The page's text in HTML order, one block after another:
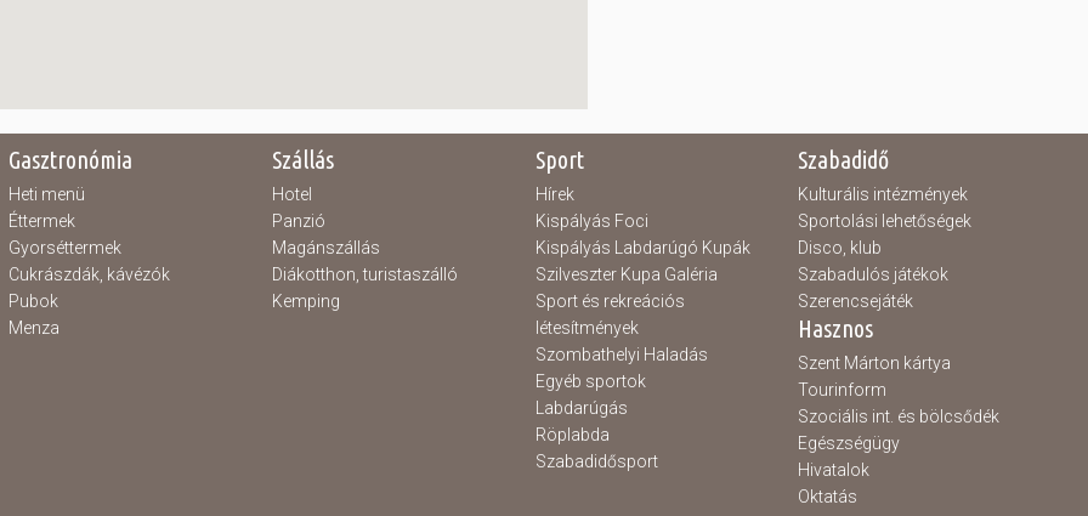
Gasztronómia
Heti menü
Éttermek
Gyorséttermek
Cukrászdák, kávézók
Pubok
Menza
Szállás
Hotel
Panzió
Magánszállás
Diákotthon, turistaszálló
Kemping
Sport
Hírek
Kispályás Foci
Kispályás Labdarúgó Kupák
Szilveszter Kupa Galéria
Sport és rekreációs
létesítmények
Szombathelyi Haladás
Egyéb sportok
Labdarúgás
Röplabda
Szabadidősport
Szabadidő
Kulturális intézmények
Sportolási lehetőségek
Disco, klub
Szabadulós játékok
Szerencsejáték
Hasznos
Szent Márton kártya
Tourinform
Szociális int. és bölcsődék
Egészségügy
Hivatalok
Oktatás